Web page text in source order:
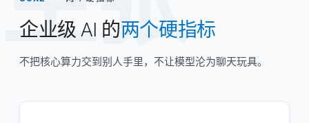
企业级 AI 的两个硬指标
不把核心算力交到别人手里，不让模型沦为聊天玩具。